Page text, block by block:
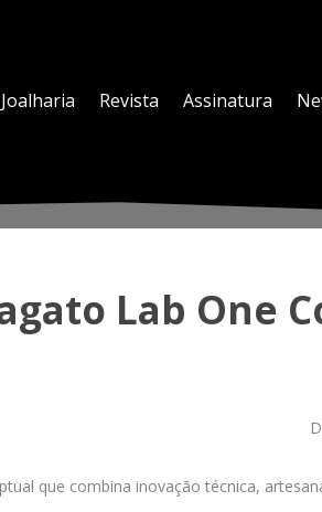
Joalharia Revista Assinatura
Lab One
que combina inovação técnica,